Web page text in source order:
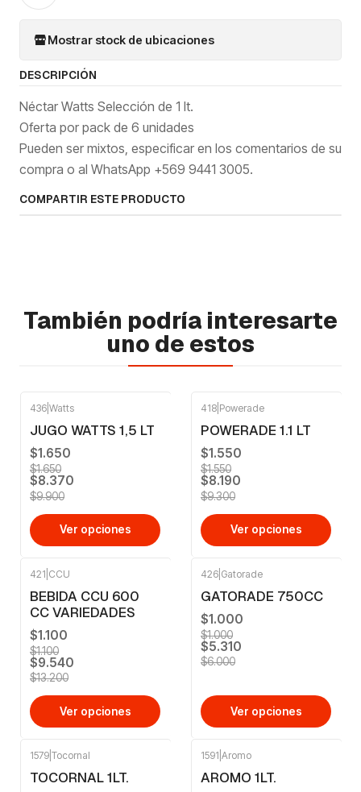
Mostrar stock de ubicaciones
DESCRIPCIÓN
Néctar Watts Selección de 1 lt.
Oferta por pack de 6 unidades
Pueden ser mixtos, especificar en los comentarios de su
compra o al WhatsApp +569 9441 3005.
COMPARTIR ESTE PRODUCTO
También podría interesarte
uno de estos
436 Watts
JUGO WATTS 1,5 LT
$1.650
$1.650
$8.370
$9.900
Ver opciones
418 Powerade
POWERADE 1.1 LT
$1.550
$1.550
$8.190
$9.300
Ver opciones
421 CCU
BEBIDA CCU 600
CC VARIEDADES
$1.100
$1.100
$9.540
$13.200
Ver opciones
426 Gatorade
GATORADE 750CC
$1.000
$1.000
$5.310
$6.000
Ver opciones
1579 Tocornal
TOCORNAL 1LT.
1591 Aromo
AROMO 1LT.